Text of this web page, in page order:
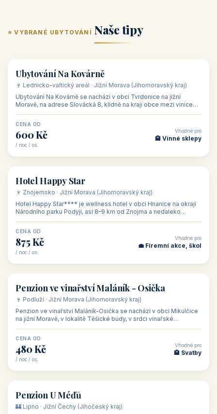
⭐ VYBRANÉ UBYTOVÁNÍ Naše tipy
🏡 penzion
Ubytování Na Kovárně
🍷 Lednicko-valtický areál · Jižní Morava (Jihomoravský kraj)
Ubytování Na Kovárně se nachází v obci Tvrdonice na jižní
Moravě, na adrese Slovácká 8, klidně na kraji obce mezi vinicemi,
CENA OD
600 Kč
/ noc / os.
Vhodné pro
🏨 Vinné sklepy
🏨 hotel
Hotel Happy Star
🍷 Znojemsko · Jižní Morava (Jihomoravský kraj)
Hotel Happy Star**** je wellness hotel v obci Hnanice na okraji
Národního parku Podyjí, asi 8–9 km od Znojma a nedaleko
CENA OD
875 Kč
/ noc / os.
Vhodné pro
💼 Firemní akce, škol
🏡 penzion
Penzion ve vinařství Maláník - Osička
🍷 Podluží · Jižní Morava (Jihomoravský kraj)
Penzion ve vinařství Maláník-Osička se nachází v obci Mikulčice
na jižní Moravě, v lokalitě Těšické búdy, v srdci vinařské
CENA OD
480 Kč
/ noc / os.
Vhodné pro
🏨 Svatby
🏡 penzion
Penzion U Méďů
🏰 Lipno · Jižní Čechy (Jihočeský kraj)